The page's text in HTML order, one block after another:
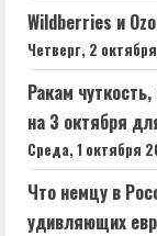
Wildberries и
Четверг, 2
Ракам
на 3 октября
Среда, 1 октября
Что немцу в
удивляющих